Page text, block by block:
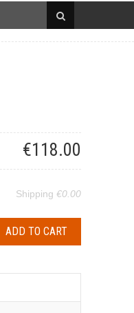
€118.00
Shipping €0.00